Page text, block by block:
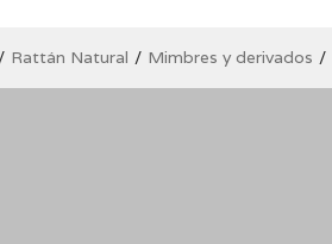
Rattán Natural Mimbres y derivados